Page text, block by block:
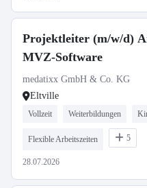
Projektleiter (m/w/d)
MVZ-Software
medatixx GmbH & Co. KG
Eltville
Vollzeit Weiterbildungen
Flexible Arbeitszeiten 5
28.07.2026